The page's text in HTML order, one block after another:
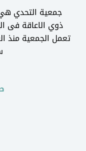
جمعية التحدي
ذوي الاعاقة فى